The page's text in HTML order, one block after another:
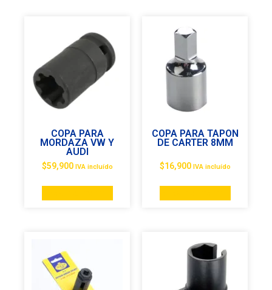
COPA PARA
MORDAZA VW Y
AUDI
$59,900 IVA incluído
COPA PARA TAPON
DE CARTER 8MM
$16,900 IVA incluído